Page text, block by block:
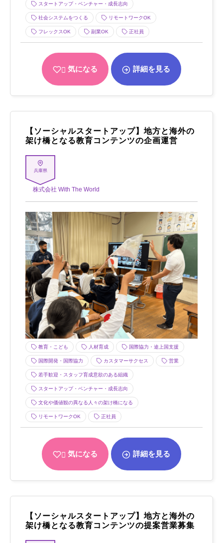
スタートアップ・ベンチャー・成長志向
社会システムをつくる リモートワークOK
フレックスOK 副業OK 正社員
気になる 詳細を見る
【ソーシャルスタートアップ】地方と海外の
架け橋となる教育コンテンツの企画運営
兵庫県
株式会社 With The World
教育・こども 人材育成 国際協力・途上国支援
国際開発・国際協力 カスタマーサクセス 営業
若手歓迎・スタッフ育成意欲のある組織
スタートアップ・ベンチャー・成長志向
文化や価値観の異なる人々の架け橋になる
リモートワークOK 正社員
気になる 詳細を見る
【ソーシャルスタートアップ】地方と海外の
架け橋となる教育コンテンツの提案営業募集